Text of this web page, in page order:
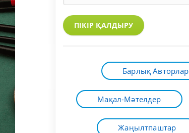
ПІКІР ҚАЛДЫРУ
Барлық Авторлар
Мақал-Мәтелдер
Жаңылтпаштар